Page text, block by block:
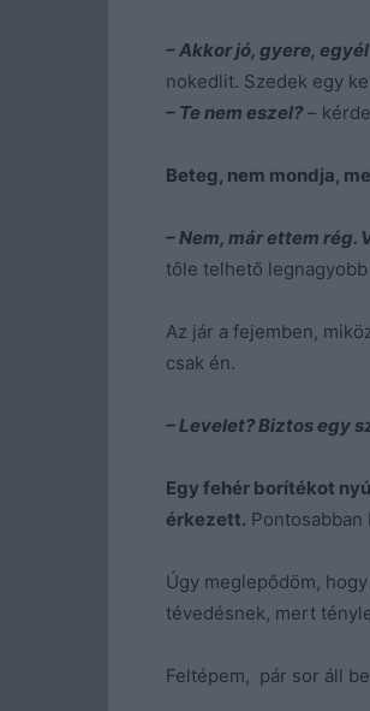
– Akkor jó, gyere,
nokedlit. Szedek egy
– Te nem eszel? –
Beteg, nem mondja,
– Nem, már ettem
tőle telhető
Az jár a fejemben,
csak én.
– Levelet? Biztos egy
Egy fehér borítékot
érkezett. Pontosabban
Úgy meglepődöm,
tévedésnek, mert
Feltépem, pár sor áll